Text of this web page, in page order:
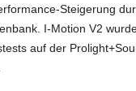
Steigerung
I-Motion V2
auf der